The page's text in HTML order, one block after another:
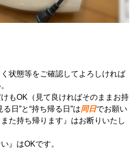
く状態等をご確認してよろしければ
けもOK（見て良ければそのままお持
日”と“持ち帰る日”は同日でお願い
た持ち帰ります』はお断りいたし
』はOKです。